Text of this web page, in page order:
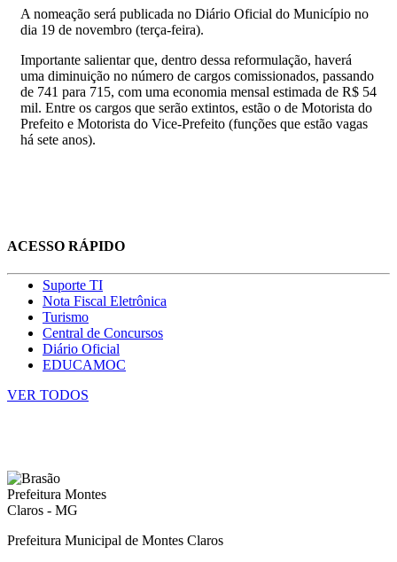
A nomeação será publicada no Diário Oficial do Município no
dia 19 de novembro (terça-feira).
Importante salientar que, dentro dessa reformulação, haverá
uma diminuição no número de cargos comissionados, passando
de 741 para 715, com uma economia mensal estimada de R$ 54
mil. Entre os cargos que serão extintos, estão o de Motorista do
Prefeito e Motorista do Vice-Prefeito (funções que estão vagas
há sete anos).
ACESSO RÁPIDO
Suporte TI
Nota Fiscal Eletrônica
Turismo
Central de Concursos
Diário Oficial
EDUCAMOC
VER TODOS
Prefeitura Municipal de Montes Claros